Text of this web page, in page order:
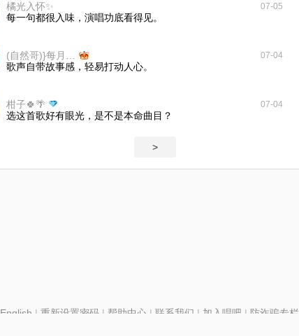
橘光入怀✨ 07-05
每一句都很入味，演唱功底看得见。
07-04
歌声自带故事感，轻易打动人心。
柑子🍀🌴 07-04
选这首歌好有眼光，是不是本命曲目？
>
English | 重新设置密码| 帮助中心 | 联系我们 | 加入唱吧 | 防诈骗专栏